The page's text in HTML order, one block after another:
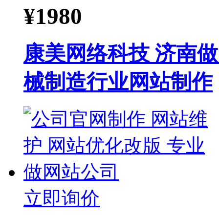
¥1980
康美网络科技 济南
械制造行业网站制作
立即询价